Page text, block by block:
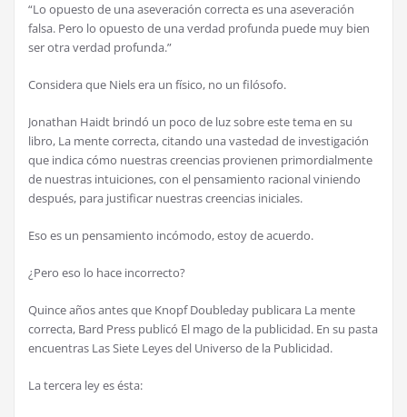
“Lo opuesto de una aseveración correcta es una aseveración
falsa. Pero lo opuesto de una verdad profunda puede muy bien
ser otra verdad profunda.”
Considera que Niels era un físico, no un filósofo.
Jonathan Haidt brindó un poco de luz sobre este tema en su
libro, La mente correcta, citando una vastedad de investigación
que indica cómo nuestras creencias provienen primordialmente
de nuestras intuiciones, con el pensamiento racional viniendo
después, para justificar nuestras creencias iniciales.
Eso es un pensamiento incómodo, estoy de acuerdo.
¿Pero eso lo hace incorrecto?
Quince años antes que Knopf Doubleday publicara La mente
correcta, Bard Press publicó El mago de la publicidad. En su pasta
encuentras Las Siete Leyes del Universo de la Publicidad.
La tercera ley es ésta: